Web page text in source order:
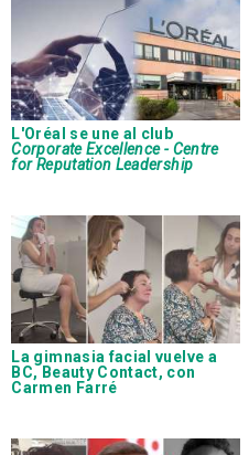
L'Oréal se une al club
Corporate Excellence - Centre
for Reputation Leadership
La gimnasia facial vuelve a
BC, Beauty Contact, con
Carmen Farré